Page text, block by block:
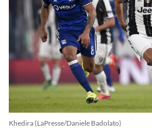
Khedira (LaPresse/Daniele Badolato)